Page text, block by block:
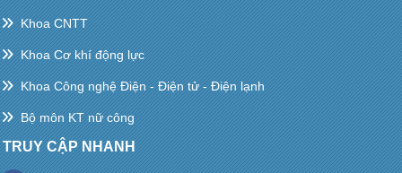
Khoa CNTT
Khoa Cơ khí động lực
Khoa Công nghệ Điện - Điện tử - Điện lạnh
Bộ môn KT nữ công
TRUY CẬP NHANH